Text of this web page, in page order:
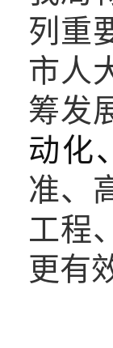
列重
市人
筹发
动化
准、
工程
更有